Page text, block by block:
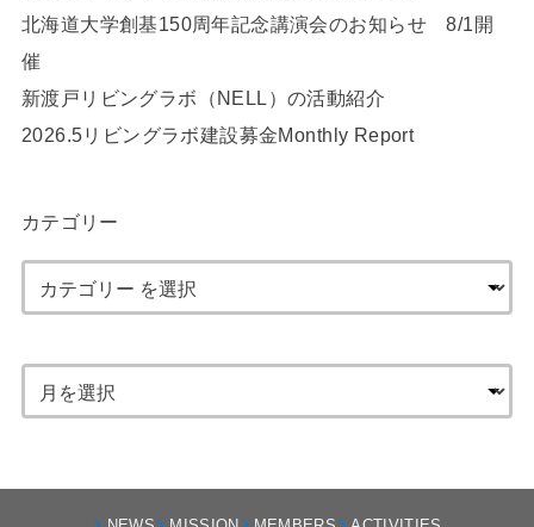
北海道大学創基150周年記念講演会のお知らせ 8/1開
催
新渡戸リビングラボ（NELL）の活動紹介
2026.5リビングラボ建設募金Monthly Report
カテゴリー